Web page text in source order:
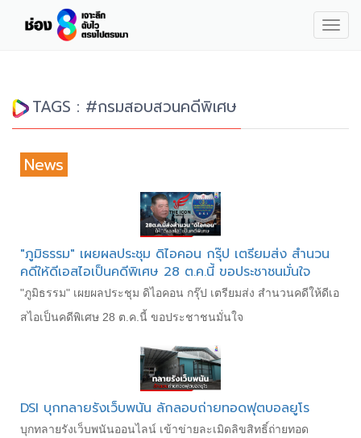
TAGS : #กรมสอบสวนคดีพิเศษ
News
"ภูมิธรรม" เผยผลประชุม ดิไอคอน กรุ๊ป เตรียมส่ง สำนวน
คดีให้ดีเอสไอเป็นคดีพิเศษ 28 ต.ค.นี้ ขอประชาชนมั่นใจ
"ภูมิธรรม" เผยผลประชุม ดิไอคอน กรุ๊ป เตรียมส่ง สำนวนคดีให้ดีเอ
สไอเป็นคดีพิเศษ 28 ต.ค.นี้ ขอประชาชนมั่นใจ
DSI บุกทลายรังเว็บพนัน ลักลอบถ่ายทอดฟุตบอลยูโร
บุกทลายรังเว็บพนันออนไลน์ เข้าข่ายละเมิดลิขสิทธิ์ถ่ายทอด